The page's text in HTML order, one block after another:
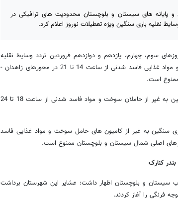
پایانه های سیستان و بلوچستان محدودیت های ترافیکی در
نقلیه باری سنگین ویژه تعطیلات نوروز اعلام کرد.
سوم، چهارم، یازدهم و دوازدهم فروردین تردد وسایط نقلیه
باری سنگین به غیر از کامیون های حامل سوخت و مواد غذایی فاسد شدنی از ساعت 14 تا 21 در محورهای زاهدان -
ممنوع است.
تا 14 فروردین 91 نیز تردد وسایط نقلیه باری سنگین به غیر از حاملان سوخت و مواد فاسد شدنی از ساعت 18 تا 24
نقلیه باری سنگین به غیر از کامیون های حامل سوخت و مواد غذایی فاسد
کنارک
سیستان و بلوچستان اظهار داشت: عشایر این شهرستان برداشت
فرنگی را آغاز کردند.